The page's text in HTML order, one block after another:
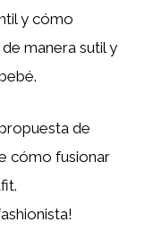
y cómo
manera sutil y
de
cómo fusionar